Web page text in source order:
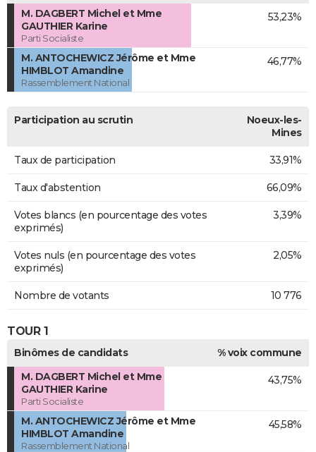
M. DAGBERT Michel et Mme
GAUTHIER Karine
Parti Socialiste
53,23%
M. ANTOCHEWICZ Jérôme et Mme
HIMBLOT Amandine
Rassemblement National
46,77%
Participation au scrutin
Noeux-les-
Mines
Taux de participation 33,91%
Taux d'abstention 66,09%
Votes blancs (en pourcentage des votes
exprimés)
3,39%
Votes nuls (en pourcentage des votes
exprimés)
2,05%
Nombre de votants 10 776
TOUR 1
Binômes de candidats
% voix commune
M. DAGBERT Michel et Mme
GAUTHIER Karine
Parti Socialiste
43,75%
M. ANTOCHEWICZ Jérôme et Mme
HIMBLOT Amandine
Rassemblement National
45,58%